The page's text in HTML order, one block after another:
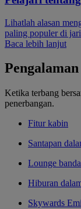
Lihatlah alasan
paling populer di
Baca lebih lanjut
Ketika terbang
penerbangan.
Fitur kabin
Santapan
Lounge
Hiburan
Skywards